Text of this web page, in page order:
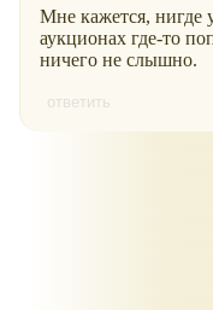
Мне кажется, нигде
аукционах где-то
ничего не слышно.
ответить